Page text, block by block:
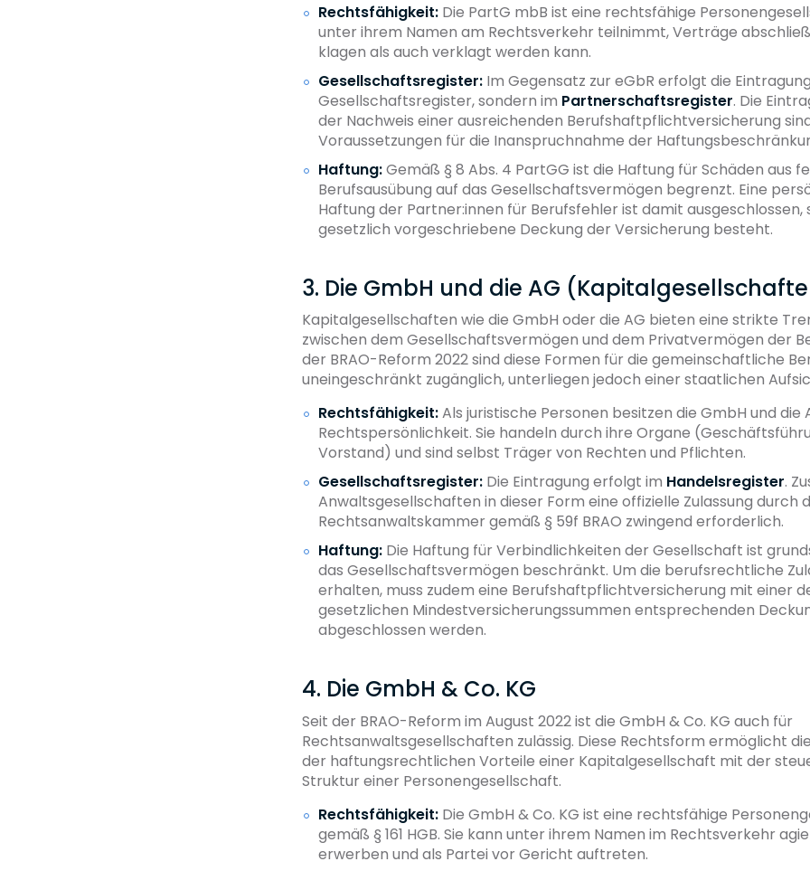
Rechtsfähigkeit:Die PartG mbB ist eine rechtsfähige
unter ihrem Namen am Rechtsverkehr teilnimmt, Verträge
klagen als auch verklagt werden kann.
Gesellschaftsregister:Im Gegensatz zur eGbR erfolgt die
Gesellschaftsregister, sondern im Partnerschaftsregister. Die
der Nachweis einer ausreichenden Berufshaftpflichtversicherung
Voraussetzungen für die Inanspruchnahme der
Haftung:Gemäß § 8 Abs. 4 PartGG ist die Haftung für Schäden aus
Berufsausübung auf das Gesellschaftsvermögen begrenzt. Eine
Haftung der Partner:innen für Berufsfehler ist damit ausgeschlossen,
gesetzlich vorgeschriebene Deckung der Versicherung besteht.
3. Die GmbH und die AG
Kapitalgesellschaften wie die GmbH oder die AG bieten eine strikte
zwischen dem Gesellschaftsvermögen und dem Privatvermögen der
der BRAO-Reform 2022 sind diese Formen für die gemeinschaftliche
uneingeschränkt zugänglich, unterliegen jedoch einer staatlichen
Rechtsfähigkeit:Als juristische Personen besitzen die GmbH und die
Rechtspersönlichkeit. Sie handeln durch ihre Organe
Vorstand) und sind selbst Träger von Rechten und Pflichten.
Gesellschaftsregister:Die Eintragung erfolgt im Handelsregister.
Anwaltsgesellschaften in dieser Form eine offizielle Zulassung durch
Rechtsanwaltskammer gemäß § 59f BRAO zwingend erforderlich.
Haftung:Die Haftung für Verbindlichkeiten der Gesellschaft ist
das Gesellschaftsvermögen beschränkt. Um die berufsrechtliche
erhalten, muss zudem eine Berufshaftpflichtversicherung mit einer
gesetzlichen Mindestversicherungssummen entsprechenden
abgeschlossen werden.
4. Die GmbH & Co. KG
Seit der BRAO-Reform im August 2022 ist die GmbH & Co. KG auch für
Rechtsanwaltsgesellschaften zulässig. Diese Rechtsform ermöglicht
der haftungsrechtlichen Vorteile einer Kapitalgesellschaft mit der
Struktur einer Personengesellschaft.
Rechtsfähigkeit:Die GmbH & Co. KG ist eine rechtsfähige
gemäß § 161 HGB. Sie kann unter ihrem Namen im Rechtsverkehr
erwerben und als Partei vor Gericht auftreten.